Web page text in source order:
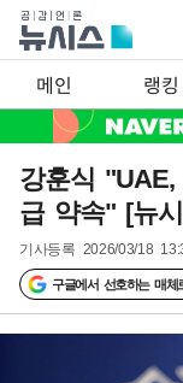
메인 랭킹
강훈식
급 약속" [뉴
기사등록 2026/03/18
구글에서 선호하는 매체